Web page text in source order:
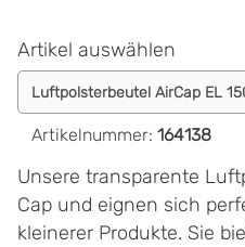
Artikel auswählen
Artikelnummer: 164138
Unsere transparente
Cap und eignen sich
kleinerer Produkte. Sie